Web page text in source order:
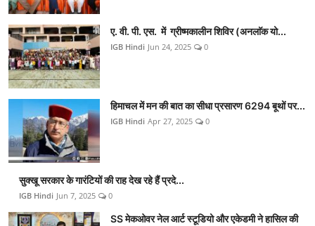
ए. वी. पी. एस. में ग्रीष्मकालीन शिविर (अनलाॅक यो...
IGB Hindi Jun 24, 2025 0
हिमाचल में मन की बात का सीधा प्रसारण 6294 बूथों पर...
IGB Hindi Apr 27, 2025 0
सुक्खू सरकार के गारंटियों की राह देख रहे हैं प्रदे...
IGB Hindi Jun 7, 2025 0
SS मेकओवर नेल आर्ट स्टूडियो और एकेडमी ने हासिल की